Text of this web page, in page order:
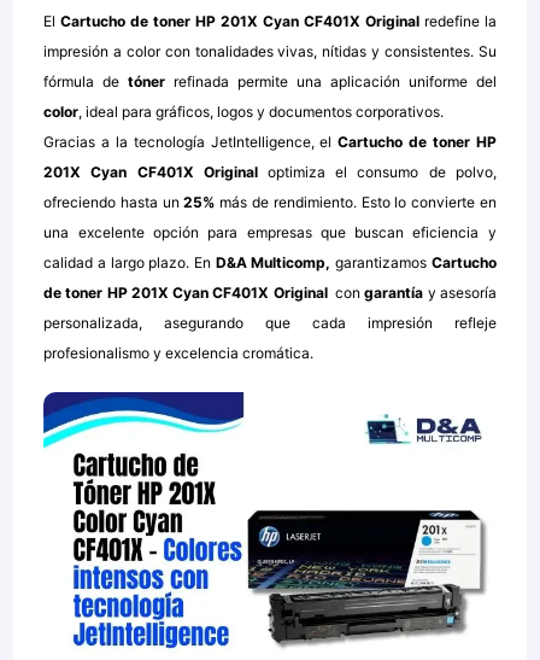
ElCartucho de toner HP 201X Cyan CF401X Original redefine la
impresión a color con tonalidades vivas, nítidas y consistentes. Su
fórmula de tóner refinada permite una aplicación uniforme del
color, ideal para gráficos, logos y documentos corporativos.
Gracias a la tecnología JetIntelligence, elCartucho de toner HP
201X Cyan CF401X Originaloptimiza el consumo de polvo,
ofreciendo hasta un25% más de rendimiento. Esto lo convierte en
una excelente opción para empresas que buscan eficiencia y
calidad a largo plazo. En D&A Multicomp, garantizamos Cartucho
de toner HP 201X Cyan CF401X Original congarantía y asesoría
personalizada, asegurando que cada impresión refleje
profesionalismo y excelencia cromática.